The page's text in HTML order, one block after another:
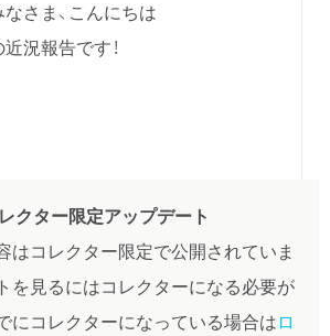
さま、こんにちは
況報告です！
クター限定アップデート
はコレクター限定で公開されていま
を見るにはコレクターになる必要が
にコレクターになっている場合はロ